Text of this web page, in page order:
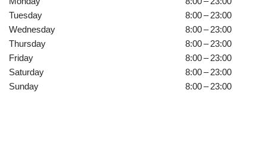
Tuesday
8:00 – 23:00
Wednesday
8:00 – 23:00
Thursday
8:00 – 23:00
Friday
8:00 – 23:00
Saturday
8:00 – 23:00
Sunday
8:00 – 23:00